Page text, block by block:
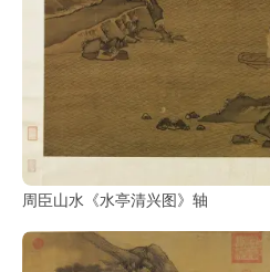
周臣山水《水亭清兴图》轴